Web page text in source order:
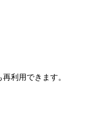
利用できます。